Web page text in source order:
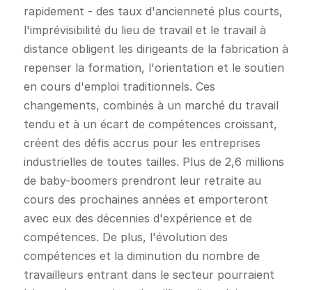
rapidement - des taux d'ancienneté plus courts,
l'imprévisibilité du lieu de travail et le travail à
distance obligent les dirigeants de la fabrication à
repenser la formation, l'orientation et le soutien
en cours d'emploi traditionnels. Ces
changements, combinés à un marché du travail
tendu et à un écart de compétences croissant,
créent des défis accrus pour les entreprises
industrielles de toutes tailles. Plus de 2,6 millions
de baby-boomers prendront leur retraite au
cours des prochaines années et emporteront
avec eux des décennies d'expérience et de
compétences. De plus, l'évolution des
compétences et la diminution du nombre de
travailleurs entrant dans le secteur pourraient